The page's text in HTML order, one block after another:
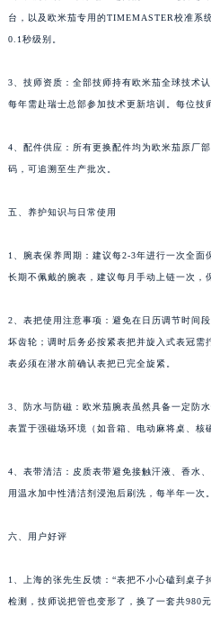
台，以及欧米茄专用的TIMEMASTER校准系
0.1秒级别。
3、技师资质：全部技师持有欧米茄全球技术
每年需赴瑞士总部参加技术更新培训。每位技
4、配件供应：所有更换配件均为欧米茄原厂
码，可追溯至生产批次。
五、养护知识与日常使用
1、腕表保养周期：建议每2-3年进行一次全面
长期不佩戴的腕表，建议每月手动上链一次，
2、表把使用注意事项：避免在日历调节时间
坏齿轮；调时后务必按紧表把并旋入式表冠需
表必须在潜水前确认表把已完全旋紧。
3、防水与防磁：欧米茄腕表虽然具备一定防
表置于强磁场环境（如音箱、电动麻将桌、核
4、表带清洁：皮质表带避免接触汗液、香水
用温水加中性清洁剂浸泡后刷洗，每半年一次。
六、用户好评
1、上海的张先生反馈：“表把不小心磕到桌子
检测，技师说把管也变形了，换了一套共980